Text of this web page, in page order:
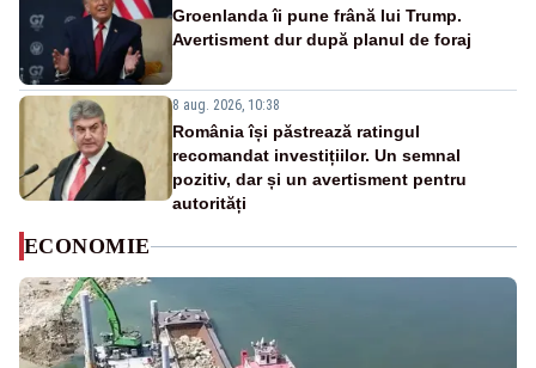
Groenlanda îi pune frână lui Trump.
Avertisment dur după planul de foraj
8 aug. 2026, 10:38
România își păstrează ratingul
recomandat investițiilor. Un semnal
pozitiv, dar și un avertisment pentru
autorități
ECONOMIE